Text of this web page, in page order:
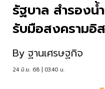
รัฐบาล สำรองน้
รับมือสงครามอิ
By ฐานเศรษฐกิจ
24 มิ.ย. 68 | 03:40 น.